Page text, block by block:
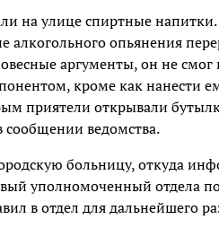
на улице спиртные
опьянения
аргументы, он не смог
кроме как нанести
приятели открывали
сообщении ведомства.
больницу, откуда
уполномоченный отдела
в отдел для дальнейшего